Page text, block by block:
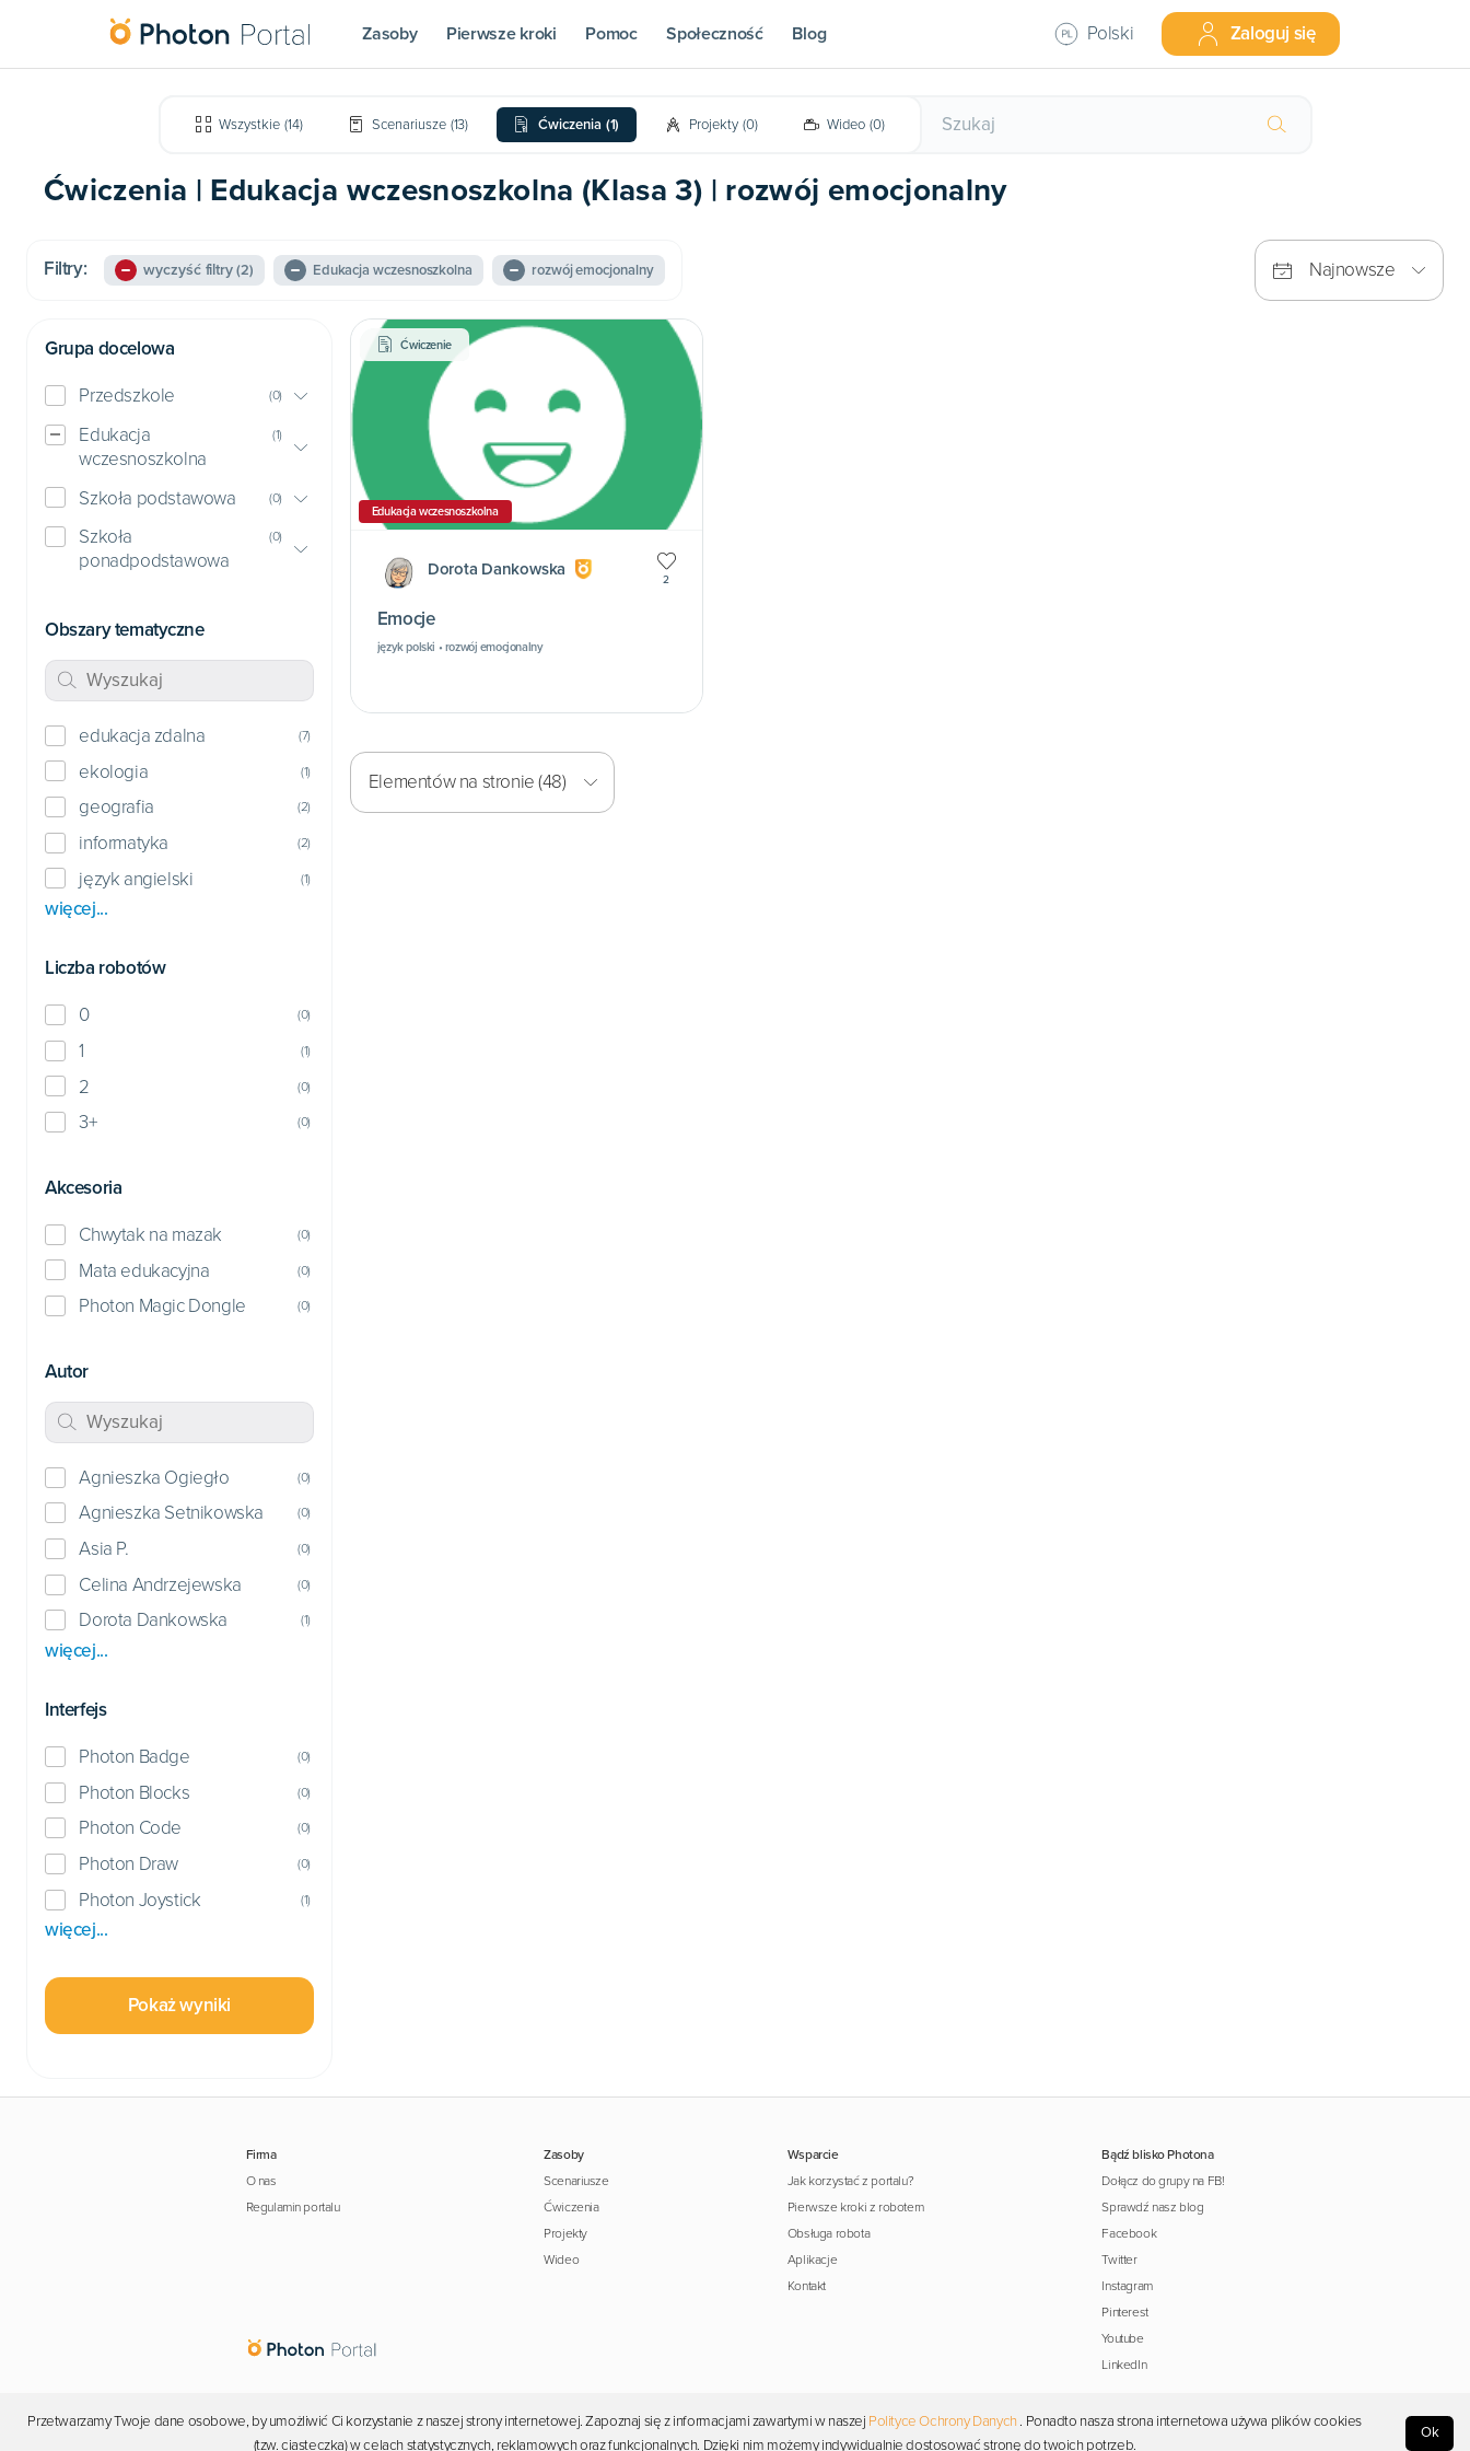
Zasoby Pierwsze kroki Pomoc Społeczność Blog Polski Zaloguj się
Wszystkie (14) Scenariusze (13) Ćwiczenia (1) Projekty (0) Wideo (0)
Ćwiczenia | Edukacja wczesnoszkolna (Klasa 3) | rozwój emocjonalny
Filtry: wyczyść filtry(2) Edukacja wczesnoszkolna rozwój emocjonalny Najnowsze
Grupa docelowa
Przedszkole (0)
Edukacja
wczesnoszkolna
(1)
Szkoła podstawowa (0)
Szkoła
ponadpodstawowa
(0)
Obszary tematyczne
edukacja zdalna (7)
ekologia (1)
geografia (2)
informatyka (2)
język angielski (1)
więcej...
Liczba robotów
0 (0)
1 (1)
2 (0)
3+ (0)
Akcesoria
Chwytak na mazak (0)
Mata edukacyjna (0)
Photon Magic Dongle (0)
Autor
Agnieszka Ogiegło (0)
Agnieszka Setnikowska (0)
Asia P. (0)
Celina Andrzejewska (0)
Dorota Dankowska (1)
więcej...
Interfejs
Photon Badge (0)
Photon Blocks (0)
Photon Code (0)
Photon Draw (0)
Photon Joystick (1)
więcej...
Pokaż wyniki
Ćwiczenie
Edukacja wczesnoszkolna
Dorota Dankowska
2
Emocje
język polski • rozwój emocjonalny
Elementów na stronie (48)
Firma
O nas
Regulamin portalu
Zasoby
Scenariusze
Ćwiczenia
Projekty
Wideo
Wsparcie
Jak korzystać z portalu?
Pierwsze kroki z robotem
Obsługa robota
Aplikacje
Kontakt
Bądź blisko Photona
Dołącz do grupy na FB!
Sprawdź nasz blog
Facebook
Twitter
Instagram
Pinterest
Youtube
LinkedIn
Copyright © 2026 Photon. Wszelkie prawa zastrzeżone.
Przetwarzamy Twoje dane osobowe, by umożliwić Ci korzystanie z naszej strony internetowej. Zapoznaj się z informacjami zawartymi w naszej Polityce Ochrony Danych . Ponadto nasza strona internetowa używa plików cookies
(tzw. ciasteczka) w celach statystycznych, reklamowych oraz funkcjonalnych. Dzięki nim możemy indywidualnie dostosować stronę do twoich potrzeb.
Ok